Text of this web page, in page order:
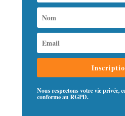
Nous respectons votre vie privée,
conforme au RGPD.